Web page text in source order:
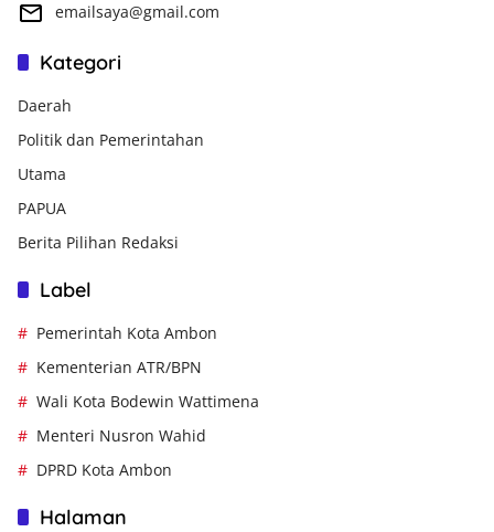
emailsaya@gmail.com
Kategori
Daerah
Politik dan Pemerintahan
Utama
PAPUA
Berita Pilihan Redaksi
Label
Pemerintah Kota Ambon
Kementerian ATR/BPN
Wali Kota Bodewin Wattimena
Menteri Nusron Wahid
DPRD Kota Ambon
Halaman